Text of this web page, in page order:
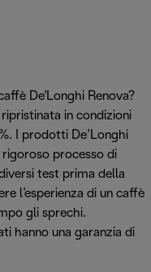
De'Longhi Renova?
in condizioni
I prodotti De’Longhi
processo di
test prima della
l’esperienza di un caffè
gli sprechi.
hanno una garanzia di